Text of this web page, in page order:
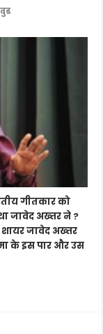
गीतकार को
जावेद अख्तर ने ?
जावेद अख्तर
के इस पार और उस